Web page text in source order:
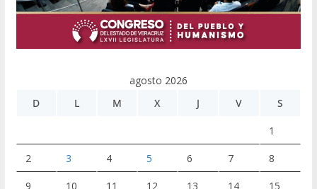
agosto 2026
D
L M X J V S
1
2 3 4 5 6 7 8
9 10 11 12 13 14 15